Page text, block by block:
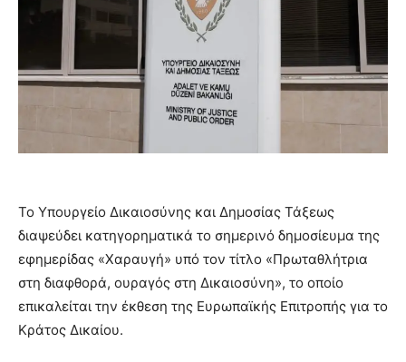
Το Υπουργείο Δικαιοσύνης και Δημοσίας Τάξεως
διαψεύδει κατηγορηματικά το σημερινό δημοσίευμα της
εφημερίδας «Χαραυγή» υπό τον τίτλο «Πρωταθλήτρια
στη διαφθορά, ουραγός στη Δικαιοσύνη», το οποίο
επικαλείται την έκθεση της Ευρωπαϊκής Επιτροπής για το
Κράτος Δικαίου.